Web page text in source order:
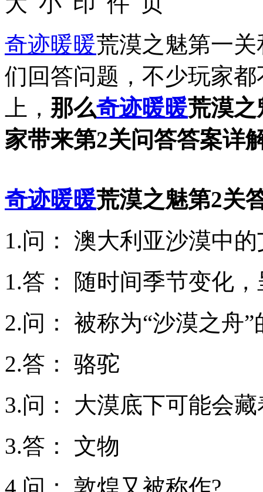
奇迹暖暖荒漠之魅第一
们回答问题，不少玩家
上， 那么奇迹暖暖荒漠之
家带来第2关问答答案详
奇迹暖暖荒漠之魅第2关
1.问： 澳大利亚沙漠中
1.答： 随时间季节变化
2.问： 被称为“沙漠之舟”
2.答： 骆驼
3.问： 大漠底下可能会藏
3.答： 文物